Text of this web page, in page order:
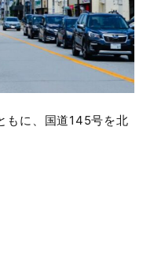
もに、国道145号を北